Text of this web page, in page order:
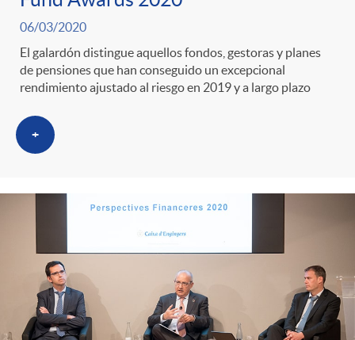
o
r
i
a
s
06/03/2020
El galardón distingue aquellos fondos, gestoras y planes
de pensiones que han conseguido un excepcional
rendimiento ajustado al riesgo en 2019 y a largo plazo
+